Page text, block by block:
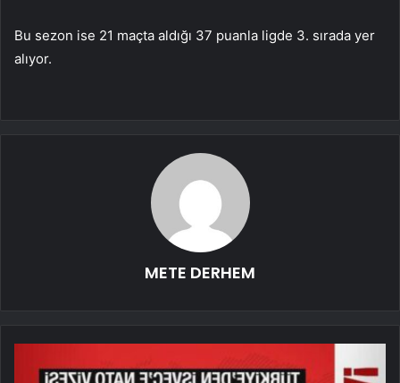
Bu sezon ise 21 maçta aldığı 37 puanla ligde 3. sırada yer
alıyor.
METE DERHEM